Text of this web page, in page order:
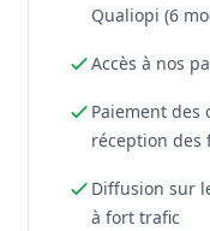
Qualiopi (6
Accès à nos
Paiement des
réception des
Diffusion sur
à fort trafic